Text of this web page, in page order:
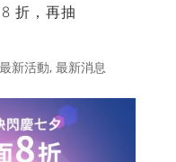
折，再抽
最新活動, 最新消息